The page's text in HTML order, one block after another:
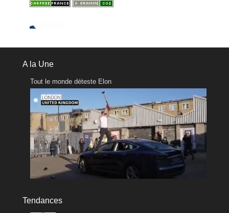
A la Une
Tout le monde déteste Elon
Tendances